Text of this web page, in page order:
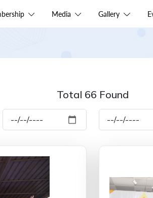
Media Gallery
Total 66 Found